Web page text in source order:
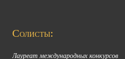
Солисты:
Лауреат международных конкурсов